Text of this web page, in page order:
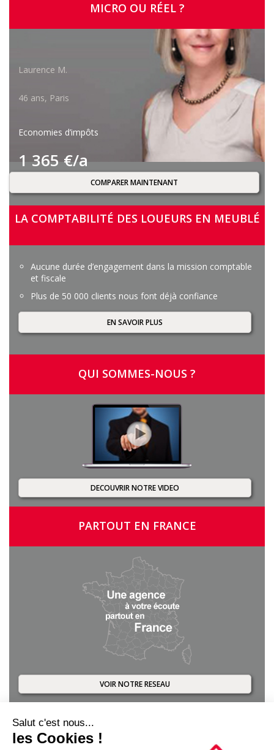
MICRO OU RÉEL ?
Laurence M.
46 ans, Paris
Economies d’impôts
1 365 €/a
COMPARER MAINTENANT
LA COMPTABILITÉ DES LOUEURS EN MEUBLÉ
Aucune durée d’engagement dans la mission comptable
et fiscale
Plus de 50 000 clients nous font déjà confiance
EN SAVOIR PLUS
QUI SOMMES-NOUS ?
DECOUVRIR NOTRE VIDEO
PARTOUT EN FRANCE
VOIR NOTRE RESEAU